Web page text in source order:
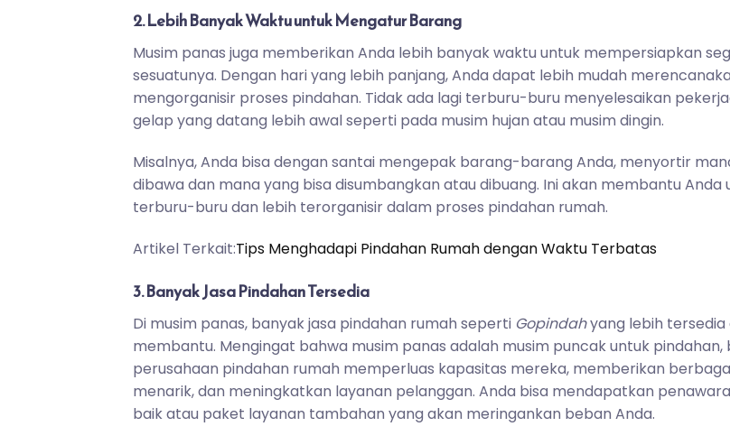
2. Lebih Banyak Waktu untuk Mengatur Barang
Musim panas juga memberikan Anda lebih banyak waktu untuk mempersiapkan
sesuatunya. Dengan hari yang lebih panjang, Anda dapat lebih mudah
mengorganisir proses pindahan. Tidak ada lagi terburu-buru menyelesaikan
gelap yang datang lebih awal seperti pada musim hujan atau musim dingin.
Misalnya, Anda bisa dengan santai mengepak barang-barang Anda, menyortir
dibawa dan mana yang bisa disumbangkan atau dibuang. Ini akan membantu Anda
terburu-buru dan lebih terorganisir dalam proses pindahan rumah.
Artikel Terkait:Tips Menghadapi Pindahan Rumah dengan Waktu Terbatas
3. Banyak Jasa Pindahan Tersedia
Di musim panas, banyak jasa pindahan rumah seperti Gopindahyang lebih tersedia
membantu. Mengingat bahwa musim panas adalah musim puncak untuk pindahan,
perusahaan pindahan rumah memperluas kapasitas mereka, memberikan
menarik, dan meningkatkan layanan pelanggan. Anda bisa mendapatkan
baik atau paket layanan tambahan yang akan meringankan beban Anda.